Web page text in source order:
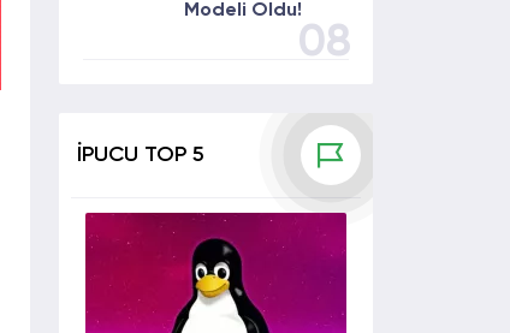
Modeli Oldu!
08
İPUCU TOP 5